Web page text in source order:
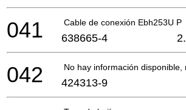
Cable de conexión Ebh253U P
041 638665-4
No hay información disponible,
042 424313-9